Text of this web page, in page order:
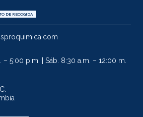
DE RECOGIDA
– 5:00 p.m. | Sáb. 8:30 a.m. – 12:00 m.